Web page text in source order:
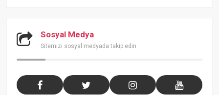
Sosyal Medya
Sitemizi sosyal medyada takip edin